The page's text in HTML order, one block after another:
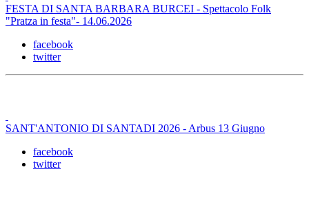
FESTA DI SANTA BARBARA BURCEI - Spettacolo Folk
"Pratza in festa"- 14.06.2026
facebook
twitter
SANT'ANTONIO DI SANTADI 2026 - Arbus 13 Giugno
facebook
twitter